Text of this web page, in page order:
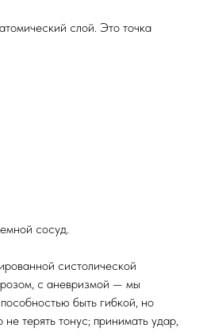
слой. Это точка
сосуд.
систолической
с аневризмой — мы
быть гибкой, но
терять тонус; принимать удар,